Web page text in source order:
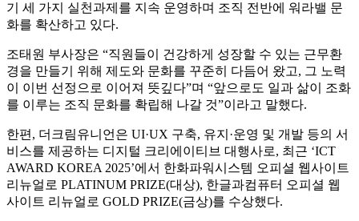
기 세 가지 실천과제를 지속 운영하며 조직 전반에 워라밸 문
화를 확산하고 있다.
조태원 부사장은 “직원들이 건강하게 성장할 수 있는 근무환
경을 만들기 위해 제도와 문화를 꾸준히 다듬어 왔고, 그 노력
이 이번 선정으로 이어져 뜻깊다”며 “앞으로도 일과 삶이 조화
를 이루는 조직 문화를 확립해 나갈 것”이라고 말했다.
한편, 더크림유니언은 UI·UX 구축, 유지·운영 및 개발 등의 서
비스를 제공하는 디지털 크리에이티브 대행사로, 최근 ‘ICT
AWARD KOREA 2025’에서 한화파워시스템 오피셜 웹사이트
리뉴얼로 PLATINUM PRIZE(대상), 한글과컴퓨터 오피셜 웹
사이트 리뉴얼로 GOLD PRIZE(금상)를 수상했다.